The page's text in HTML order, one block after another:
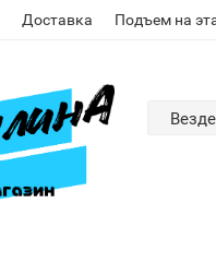
Доставка Подъем на
Везде